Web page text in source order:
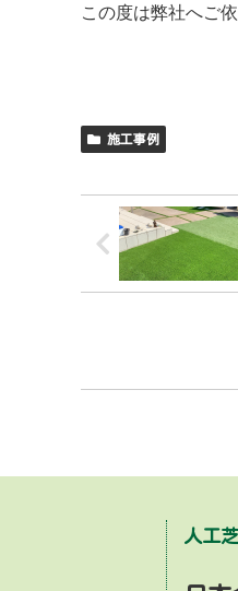
この度は弊社へご
施工事例
人工